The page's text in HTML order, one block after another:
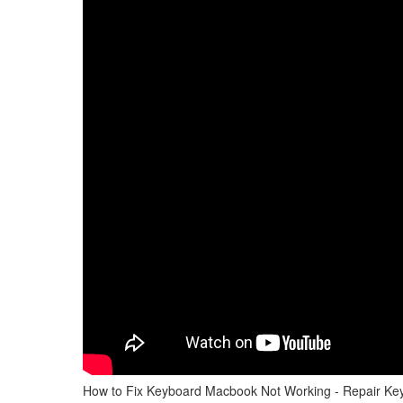
How to Fix Keyboard Macbook Not Working - Repair